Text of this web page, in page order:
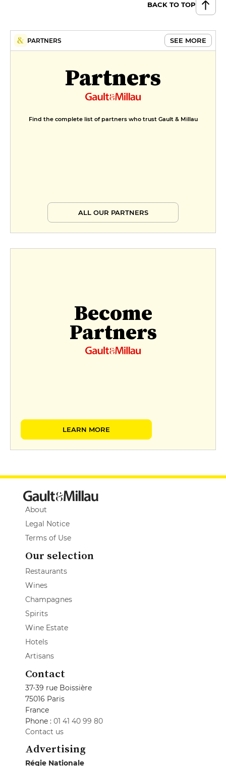
BACK TO TOP
PARTNERS SEE MORE
Partners
Find the complete list of partners who trust Gault & Millau
ALL OUR PARTNERS
Become
Partners
LEARN MORE
About
Legal Notice
Terms of Use
Our selection
Restaurants
Wines
Champagnes
Spirits
Wine Estate
Hotels
Artisans
Contact
37-39 rue Boissière
75016 Paris
France
Phone : 01 41 40 99 80
Contact us
Advertising
Régie Nationale